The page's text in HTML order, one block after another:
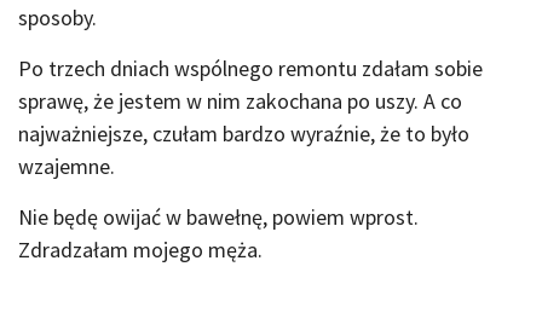
sposoby.
Po trzech dniach wspólnego remontu zdałam sobie
sprawę, że jestem w nim zakochana po uszy. A co
najważniejsze, czułam bardzo wyraźnie, że to było
wzajemne.
Nie będę owijać w bawełnę, powiem wprost.
Zdradzałam mojego męża.